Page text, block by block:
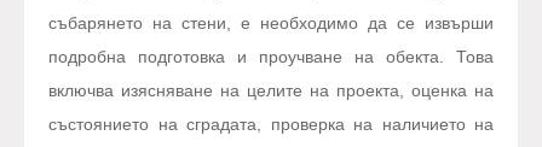
събарянето на стени, е необходимо да се извърши
подробна подготовка и проучване на обекта. Това
включва изясняване на целите на проекта, оценка на
състоянието на сградата, проверка на наличието на